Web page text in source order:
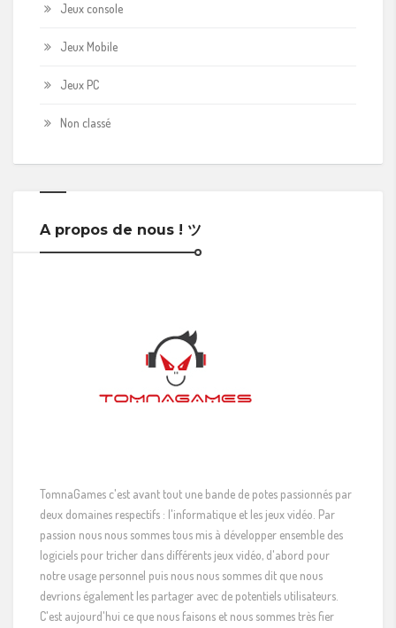
Jeux console
Jeux Mobile
Jeux PC
Non classé
A propos de nous ! ツ
TomnaGames c'est avant tout une bande de potes passionnés par
deux domaines respectifs : l'informatique et les jeux vidéo. Par
passion nous nous sommes tous mis à développer ensemble des
logiciels pour tricher dans différents jeux vidéo, d'abord pour
notre usage personnel puis nous nous sommes dit que nous
devrions également les partager avec de potentiels utilisateurs.
C'est aujourd'hui ce que nous faisons et nous sommes très fier